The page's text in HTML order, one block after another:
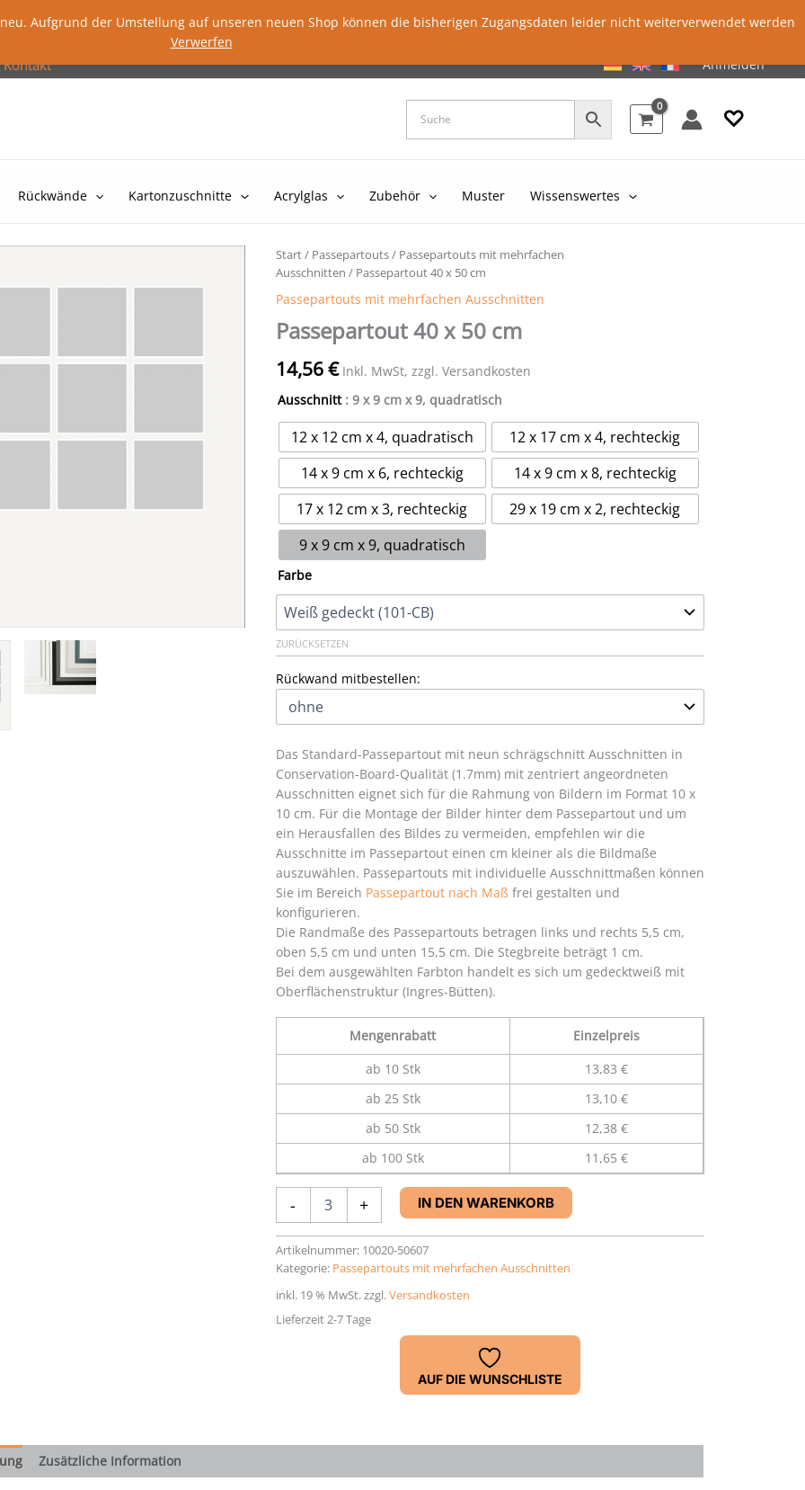
Aufgrund der Umstellung auf unseren neuen Shop können die bisherigen Zugangsdaten leider nicht weiterverwendet werden
Verwerfen
Kontakt Anmelden
♡
Rückwände Kartonzuschnitte Acrylglas Zubehör Muster Wissenswertes
Start/ Passepartouts/ Passepartouts mit mehrfachen
Ausschnitten / Passepartout 40 x 50 cm
Passepartouts mit mehrfachen Ausschnitten
Passepartout 40 x 50 cm
14,56€ Inkl. MwSt, zzgl. Versandkosten
Ausschnitt : 9 x 9 cm x 9, quadratisch
12 x 12 cm x 4, quadratisch
12 x 17 cm x 4, rechteckig
14 x 9 cm x 6, rechteckig
14 x 9 cm x 8, rechteckig
17 x 12 cm x 3, rechteckig
29 x 19 cm x 2, rechteckig
9 x 9 cm x 9, quadratisch
Farbe
ZURÜCKSETZEN
Rückwand mitbestellen:
Das Standard-Passepartout mit neun schrägschnitt Ausschnitten in
Conservation-Board-Qualität (1.7mm) mit zentriert angeordneten
Ausschnitten eignet sich für die Rahmung von Bildern im Format 10 x
10 cm. Für die Montage der Bilder hinter dem Passepartout und um
ein Herausfallen des Bildes zu vermeiden, empfehlen wir die
Ausschnitte im Passepartout einen cm kleiner als die Bildmaße
auszuwählen. Passepartouts mit individuelle Ausschnittmaßen können
Sie im Bereich Passepartout nach Maß frei gestalten und
konfigurieren.
Die Randmaße des Passepartouts betragen links und rechts 5,5 cm,
oben 5,5 cm und unten 15,5 cm. Die Stegbreite beträgt 1 cm.
Bei dem ausgewählten Farbton handelt es sich um gedecktweiß mit
Oberflächenstruktur (Ingres-Bütten).
Mengenrabatt
Einzelpreis
ab 10 Stk
13,83 €
ab 25 Stk
13,10 €
ab 50 Stk
12,38 €
ab 100 Stk
11,65 €
-
50
cm
+ IN DEN WARENKORB
Artikelnummer: 10020-50607
Kategorie: Passepartouts mit mehrfachen Ausschnitten
inkl. 19 % MwSt.zzgl.Versandkosten
Lieferzeit 2-7 Tage
AUF DIE WUNSCHLISTE
Zusätzliche Information